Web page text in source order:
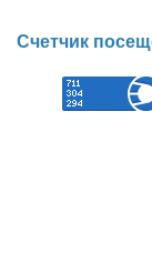
Счетчик